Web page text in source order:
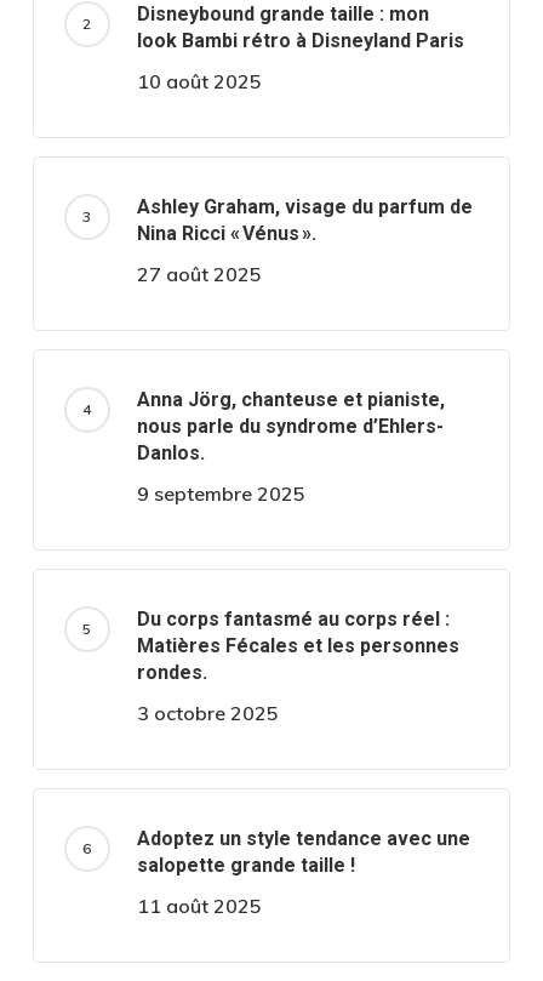
Disneybound grande taille : mon
look Bambi rétro à Disneyland Paris
10 août 2025
Ashley Graham, visage du parfum de
Nina Ricci « Vénus ».
27 août 2025
Anna Jörg, chanteuse et pianiste,
nous parle du syndrome d’Ehlers-
Danlos.
9 septembre 2025
Du corps fantasmé au corps réel :
Matières Fécales et les personnes
rondes.
3 octobre 2025
Adoptez un style tendance avec une
salopette grande taille !
11 août 2025